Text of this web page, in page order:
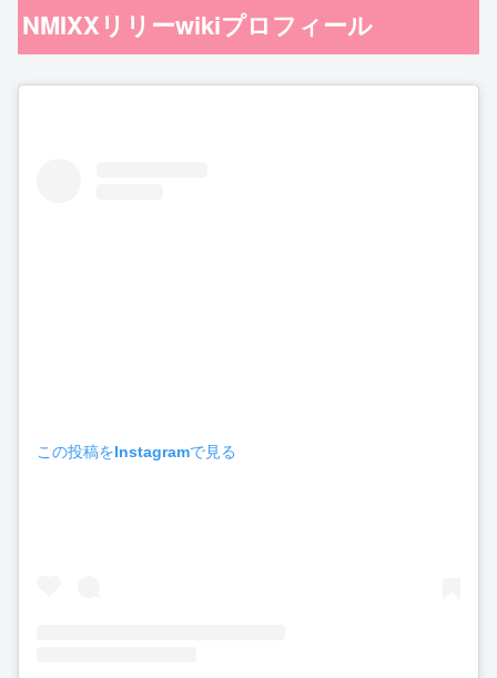
NMIXXリリーwikiプロフィール
この投稿をInstagramで見る